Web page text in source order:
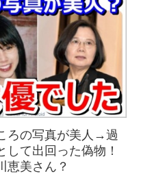
ろの写真が美人→過
て出回った偽物！
恵美さん？